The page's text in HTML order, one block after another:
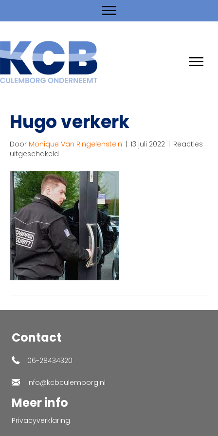
Hugo verkerk
Door Monique Van Ringelenstein | 13 juli 2022 | Reacties
uitgeschakeld
verkerk
Contact
06-28434320
info@kcbculemborg.nl
Meer info
Privacyverklaring